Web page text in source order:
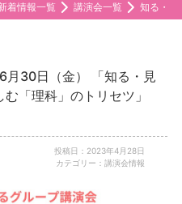
着情報一覧 講演会一覧 知る・見
月30日（金） 「知る・見
「理科」のトリセツ」
投稿日：2023年4月28日
カテゴリー：講演会情報